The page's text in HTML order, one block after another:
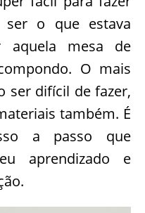
o que estava
aquela mesa de
O mais
ser difícil de fazer,
também. É
a passo que
aprendizado e